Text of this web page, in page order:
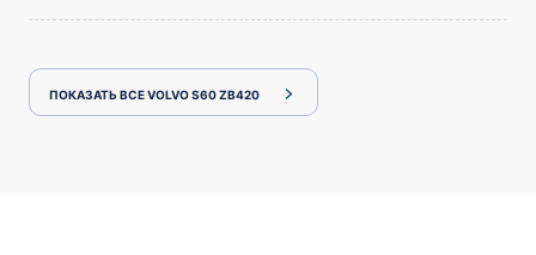
ПОКАЗАТЬ ВСЕ VOLVO S60 ZB420